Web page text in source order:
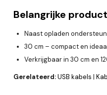
Belangrijke
Naast opladen
30 cm – compact en
Verkrijgbaar in 30 cm en
Gerelateerd:USB kabels |